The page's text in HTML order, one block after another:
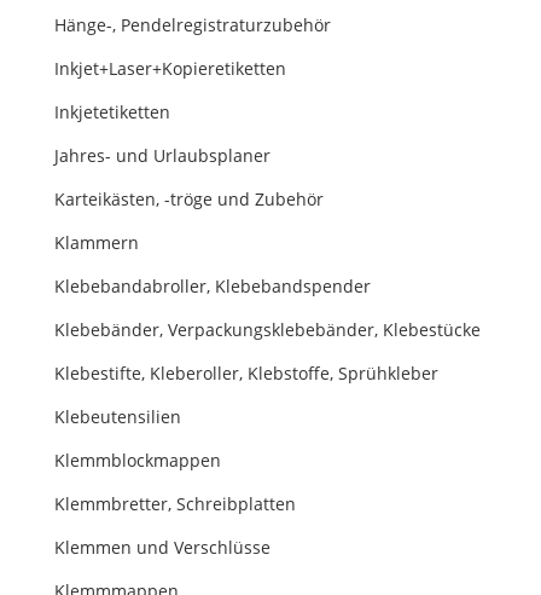
Hänge-, Pendelregistraturzubehör
Inkjet+Laser+Kopieretiketten
Inkjetetiketten
Jahres- und Urlaubsplaner
Karteikästen, -tröge und Zubehör
Klammern
Klebebandabroller, Klebebandspender
Klebebänder, Verpackungsklebebänder, Klebestücke
Klebestifte, Kleberoller, Klebstoffe, Sprühkleber
Klebeutensilien
Klemmblockmappen
Klemmbretter, Schreibplatten
Klemmen und Verschlüsse